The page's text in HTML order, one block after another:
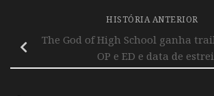
HISTÓRIA ANTERIOR
The God of High School ganha
OP e ED e data de